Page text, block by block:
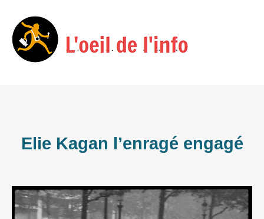
Skip
to
Elie Kagan l’enragé engagé